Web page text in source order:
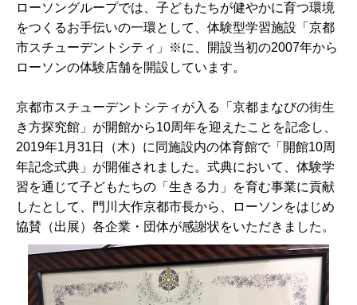
ローソングループでは、子どもたちが健やかに育つ環境
をつくるお手伝いの一環として、体験型学習施設「京都
市スチューデントシティ」※に、開設当初の2007年から
ローソンの体験店舗を開設しています。
京都市スチューデントシティが入る「京都まなびの街生
き方探究館」が開館から10周年を迎えたことを記念し、
2019年1月31日（木）に同施設内の体育館で「開館10周
年記念式典」が開催されました。式典において、体験学
習を通じて子どもたちの「生きる力」を育む事業に貢献
したとして、門川大作京都市長から、ローソンをはじめ
協賛（出展）各企業・団体が感謝状をいただきました。